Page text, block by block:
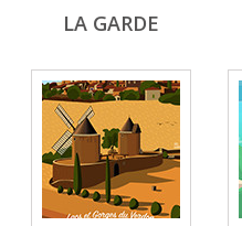
LA GARDE